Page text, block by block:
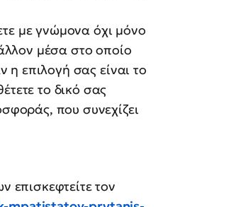
με γνώμονα όχι μόνο
μέσα στο οποίο
η επιλογή σας είναι το
το δικό σας
που συνεχίζει
επισκεφτείτε τον